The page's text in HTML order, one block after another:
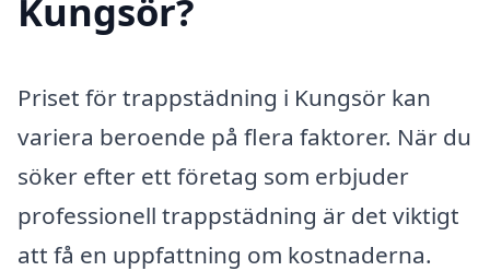
Kungsör?
Priset för trappstädning i Kungsör kan
variera beroende på flera faktorer. När du
söker efter ett företag som erbjuder
professionell trappstädning är det viktigt
att få en uppfattning om kostnaderna.